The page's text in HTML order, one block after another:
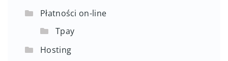
Płatności on-line
Tpay
Hosting